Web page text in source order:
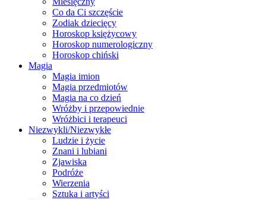
Co da Ci szczęście
Zodiak dziecięcy
Horoskop księżycowy
Horoskop numerologiczny
Horoskop chiński
Magia
Magia imion
Magia przedmiotów
Magia na co dzień
Wróżby i przepowiednie
Wróżbici i terapeuci
Niezwykli/Niezwykłe
Ludzie i życie
Znani i lubiani
Zjawiska
Podróże
Wierzenia
Sztuka i artyści